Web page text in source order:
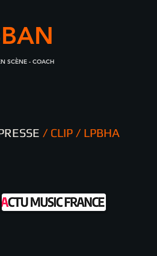
SCÈNE - COACH
/ CLIP / LPBHA